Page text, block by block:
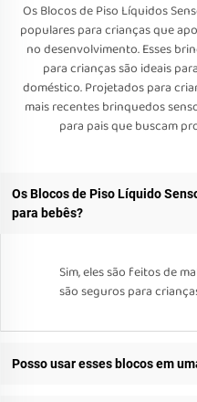
Os Blocos de Piso Líquidos
populares para crianças que
no desenvolvimento. Esses
para crianças são ideais
doméstico. Projetados para
mais recentes brinquedos
para pais que buscam
Os Blocos de Piso Líquido
para bebês?
Sim, eles são feitos de
são seguros para
Posso usar esses blocos em